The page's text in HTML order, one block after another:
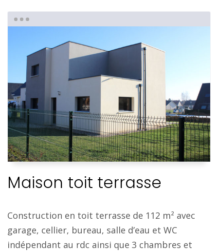
Maison toit terrasse
Construction en toit terrasse de 112 m² avec
garage, cellier, bureau, salle d’eau et WC
indépendant au rdc ainsi que 3 chambres et